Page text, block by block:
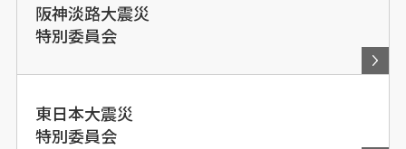
阪神淡路大震災
特別委員会
東日本大震災
特別委員会